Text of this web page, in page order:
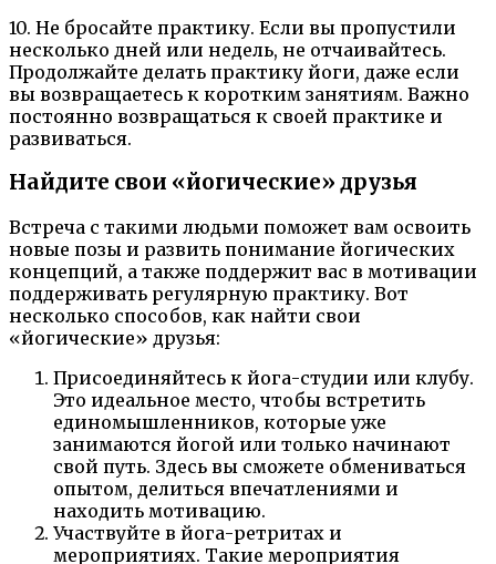
10. Не бросайте практику. Если вы пропустили
несколько дней или недель, не отчаивайтесь.
Продолжайте делать практику йоги, даже если
вы возвращаетесь к коротким занятиям. Важно
постоянно возвращаться к своей практике и
развиваться.
Найдите свои «йогические» друзья
Встреча с такими людьми поможет вам освоить
новые позы и развить понимание йогических
концепций, а также поддержит вас в мотивации
поддерживать регулярную практику. Вот
несколько способов, как найти свои
«йогические» друзья:
Присоединяйтесь к йога-студии или клубу.
Это идеальное место, чтобы встретить
единомышленников, которые уже
занимаются йогой или только начинают
свой путь. Здесь вы сможете обмениваться
опытом, делиться впечатлениями и
находить мотивацию.
Участвуйте в йога-ретритах и
мероприятиях. Такие мероприятия